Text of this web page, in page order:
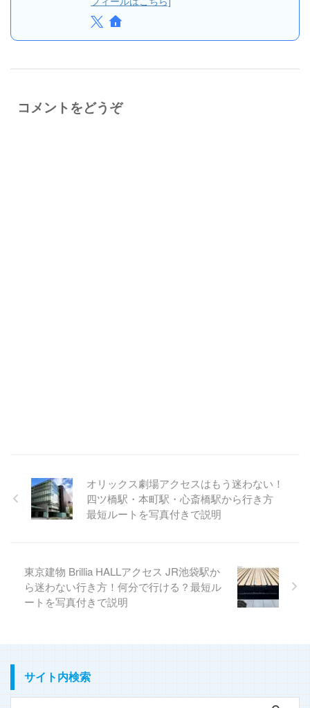
コメントをどうぞ
オリックス劇場アクセスはもう迷わない！
四ツ橋駅・本町駅・心斎橋駅から行き方
最短ルートを写真付きで説明
東京建物 Brillia HALLアクセス JR池袋駅か
ら迷わない行き方！何分で行ける？最短ル
ートを写真付きで説明
サイト内検索